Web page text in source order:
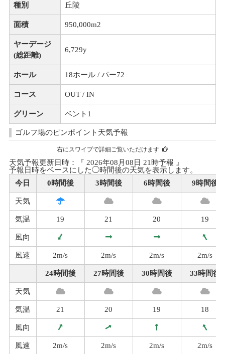
種別 丘陵
面積 950,000m2
ヤーデージ
(総距離)
6,729y
ホール 18ホール / パー72
コース OUT / IN
グリーン ベント1
ゴルフ場のピンポイント天気予報
右にスワイプで詳細ご覧いただけます
天気予報更新日時：『 2026年08月08日 21時予報 』
予報日時をベースにした◯時間後の天気を表示します。
今日
0時間後 3時間後 6時間後 9時間後
天気
気温 19 21 20 19
風向
風速 2m/s 2m/s 2m/s 2m/s
24時間後 27時間後 30時間後 33時間後
天気
気温 21 20 19 18
風向
風速 2m/s 2m/s 2m/s 2m/s